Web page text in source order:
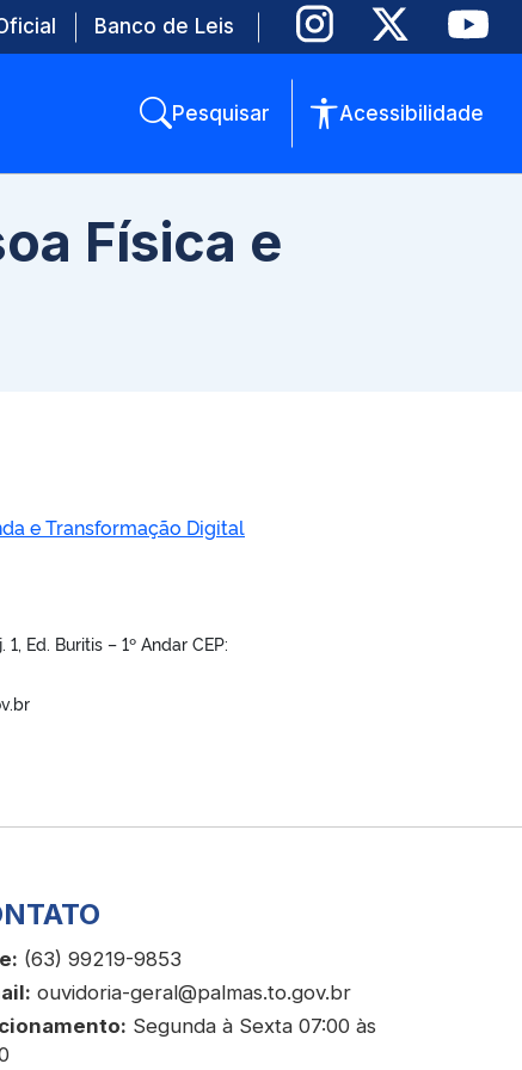
Banco de Leis
Pesquisar Acessibilidade
Física e
e Transformação Digital
Ed. Buritis – 1º Andar CEP:
(63) 99219-9853
ouvidoria-geral@palmas.to.gov.br
Segunda à Sexta 07:00 às